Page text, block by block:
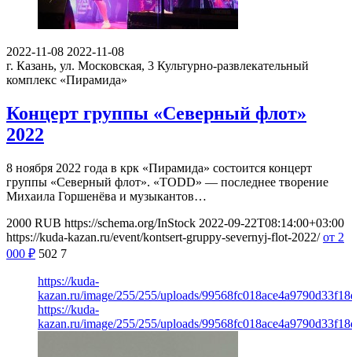
2022-11-08 2022-11-08
г. Казань, ул. Московская, 3 Культурно-развлекательный
комплекс «Пирамида»
Концерт группы «Северный флот»
2022
8 ноября 2022 года в крк «Пирамида» состоится концерт
группы «Северный флот». «TODD» — последнее творение
Михаила Горшенёва и музыкантов…
2000 RUB https://schema.org/InStock 2022-09-22T08:14:00+03:00
https://kuda-kazan.ru/event/kontsert-gruppy-severnyj-flot-2022/ от 2
000 ₽ 502 7
https://kuda-
kazan.ru/image/255/255/uploads/
https://kuda-
kazan.ru/image/255/255/uploads/